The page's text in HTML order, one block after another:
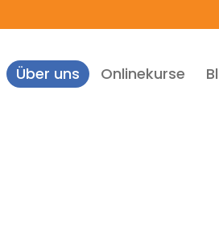
Über uns Onlinekurse